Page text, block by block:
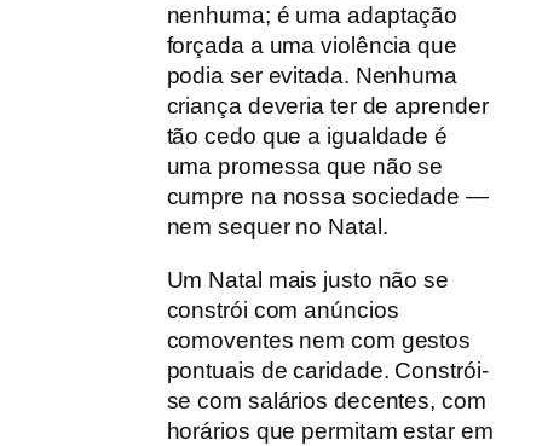
nenhuma; é uma adaptação
forçada a uma violência que
podia ser evitada. Nenhuma
criança deveria ter de aprender
tão cedo que a igualdade é
uma promessa que não se
cumpre na nossa sociedade —
nem sequer no Natal.
Um Natal mais justo não se
constrói com anúncios
comoventes nem com gestos
pontuais de caridade. Constrói-
se com salários decentes, com
horários que permitam estar em